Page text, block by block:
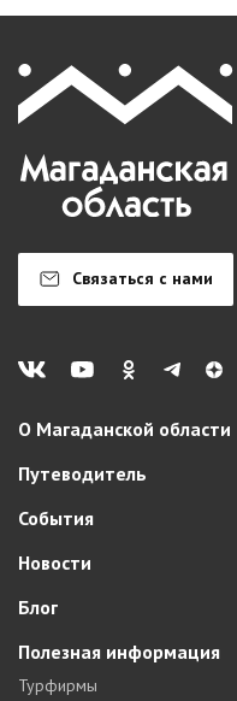
Связаться с нами
О Магаданской области
Путеводитель
События
Новости
Блог
Полезная информация
Турфирмы